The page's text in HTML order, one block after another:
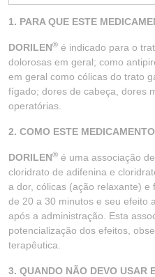
1. PARA QUE ESTE
DORILEN® é indicado para o
dolorosas em geral; como
em geral como cólicas do trato
fígado; dores de cabeça, dores
operatórias.
2. COMO ESTE
DORILEN® é uma associação
cloridrato de adifenina e
a dor, cólicas (ação relaxante)
de 20 a 30 minutos e seu efeito
após a administração. Esta
potencialização dos efeitos,
terapêutica.
3. QUANDO NÃO DEVO USAR